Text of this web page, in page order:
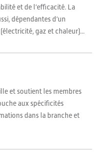
et de l’efficacité. La
dépendantes d’un
gaz et chaleur)...
et soutient les membres
aux spécificités
dans la branche et